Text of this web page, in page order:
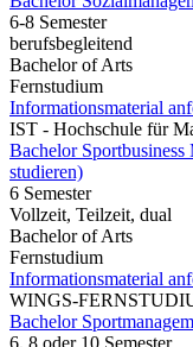
6-8 Semester
berufsbegleitend
Bachelor of Arts
Fernstudium
Informationsmaterial
IST - Hochschule für
Bachelor
studieren)
6 Semester
Vollzeit, Teilzeit, dual
Bachelor of Arts
Fernstudium
Informationsmaterial
WINGS-
Bachelor
6, 8 oder 10 Semester